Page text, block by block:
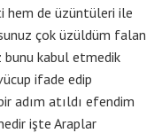
hem de üzüntüleri ile
çok üzüldüm falan
bunu kabul etmedik
ifade edip
adım atıldı efendim
işte Araplar